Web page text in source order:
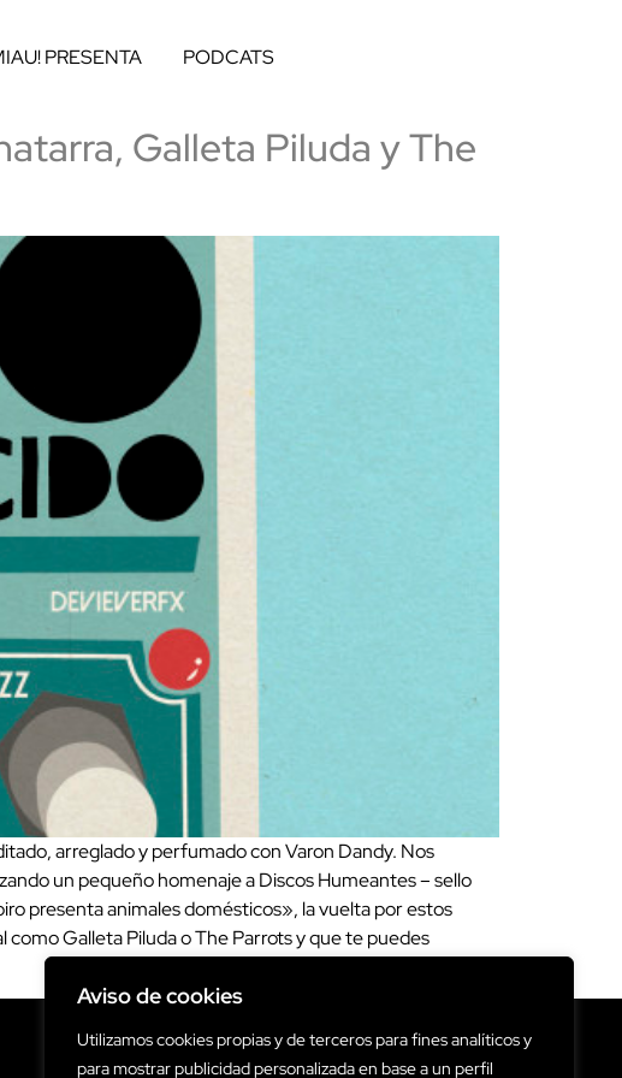
Aviso de cookies
Utilizamos cookies propias y de terceros para fines analíticos y
para mostrar publicidad personalizada en base a un perfil
PRESENTA PODCATS
Galleta Piluda y The
arreglado y perfumado con Varon Dandy. Nos
un pequeño homenaje a Discos Humeantes – sello
presenta animales domésticos», la vuelta por estos
Galleta Piluda o The Parrots y que te puedes